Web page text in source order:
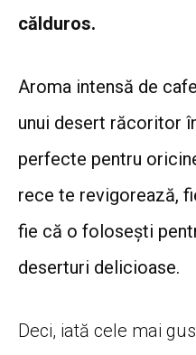
călduros.
Aroma intensă de
unui desert răcoritor
perfecte pentru
rece te revigorează,
fie că o folosești
deserturi delicioase.
Deci, iată cele mai